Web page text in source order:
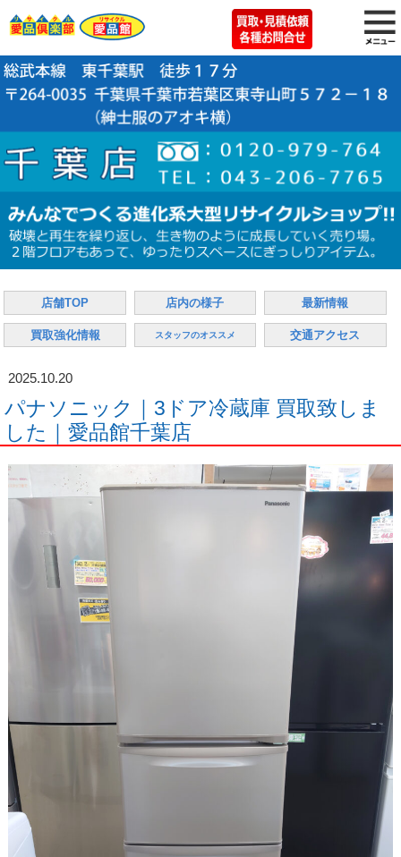
店舗TOP 店内の様子 最新情報
買取強化情報 スタッフのオススメ 交通アクセス
2025.10.20
パナソニック｜3ドア冷蔵庫 買取致しま
した｜愛品館千葉店